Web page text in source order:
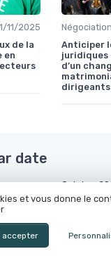
11/2025
de la
en
Anticiper
d’un
dirigeants
date
Octobre
Décembre
Juin 2024
et vous donne le
accepter